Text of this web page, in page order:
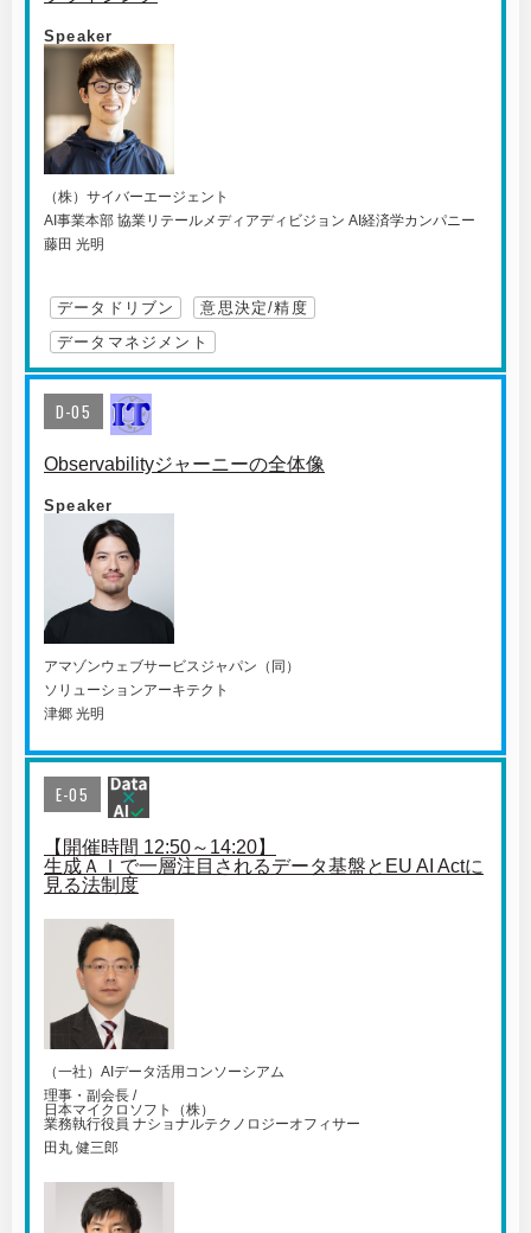
Speaker
（株）サイバーエージェント
AI事業本部 協業リテールメディアディビジョン AI経済学カンパニー
藤田 光明
データドリブン
意思決定/精度
データマネジメント
D-05
Observabilityジャーニーの全体像
Speaker
アマゾンウェブサービスジャパン（同）
ソリューションアーキテクト
津郷 光明
E-05
【開催時間 12:50～14:20】
生成ＡＩで一層注目されるデータ基盤とEU AI Actに
見る法制度
（一社）AIデータ活用コンソーシアム
理事・副会長 /
日本マイクロソフト（株）
業務執行役員 ナショナルテクノロジーオフィサー
田丸 健三郎